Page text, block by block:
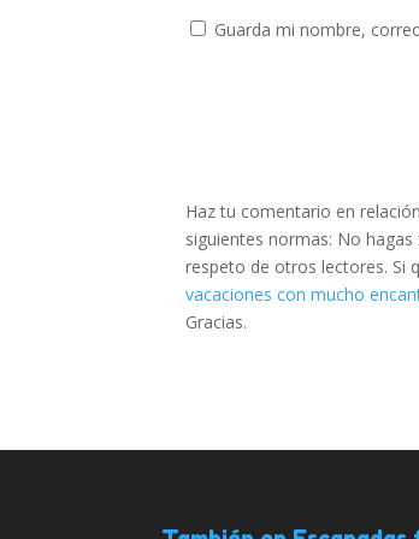
Guarda mi nombre,
Haz tu comentario en
siguientes normas: No
respeto de otros lectores. Si
vacaciones con mucho
Gracias.